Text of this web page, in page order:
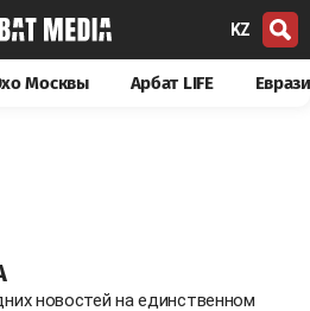
KZ
Москвы Арбат LIFE
новостей на единственном